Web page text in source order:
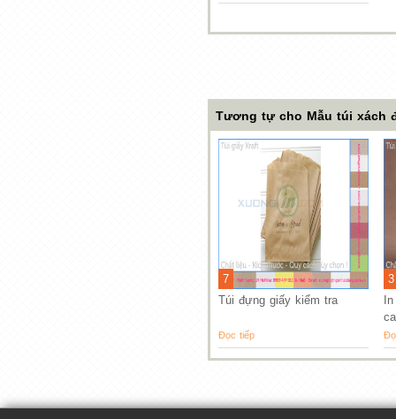
Tương tự cho Mẫu túi xách
7
Túi đựng giấy kiểm tra
Đọc tiếp
3